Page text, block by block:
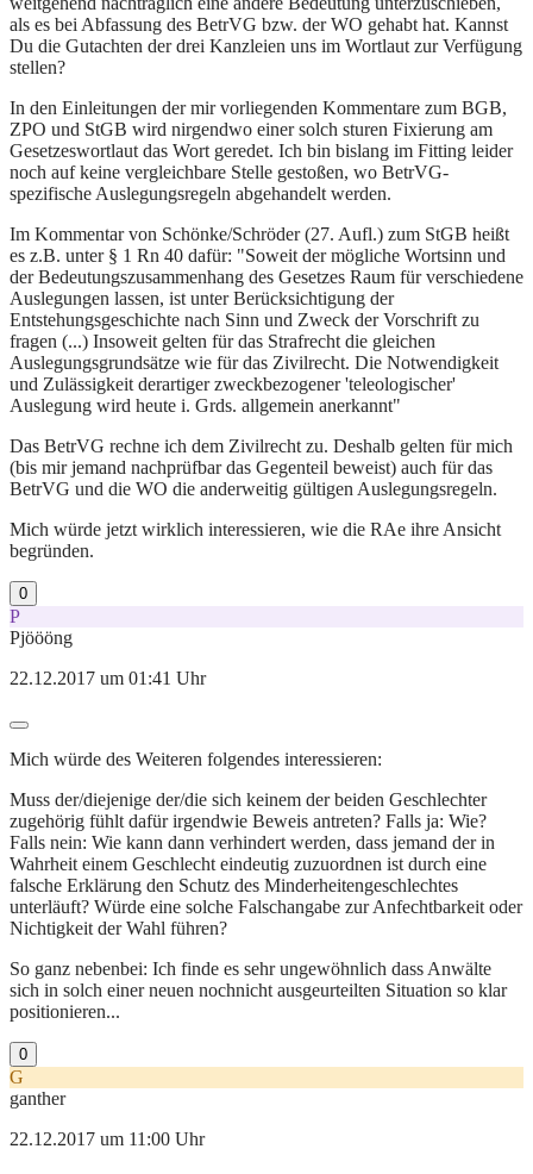
als es bei Abfassung des BetrVG bzw. der WO gehabt hat. Kannst
Du die Gutachten der drei Kanzleien uns im Wortlaut zur Verfügung
stellen?
In den Einleitungen der mir vorliegenden Kommentare zum BGB,
ZPO und StGB wird nirgendwo einer solch sturen Fixierung am
Gesetzeswortlaut das Wort geredet. Ich bin bislang im Fitting leider
noch auf keine vergleichbare Stelle gestoßen, wo BetrVG-
spezifische Auslegungsregeln abgehandelt werden.
Im Kommentar von Schönke/Schröder (27. Aufl.) zum StGB heißt
es z.B. unter § 1 Rn 40 dafür: "Soweit der mögliche Wortsinn und
der Bedeutungszusammenhang des Gesetzes Raum für verschiedene
Auslegungen lassen, ist unter Berücksichtigung der
Entstehungsgeschichte nach Sinn und Zweck der Vorschrift zu
fragen (...) Insoweit gelten für das Strafrecht die gleichen
Auslegungsgrundsätze wie für das Zivilrecht. Die Notwendigkeit
und Zulässigkeit derartiger zweckbezogener 'teleologischer'
Auslegung wird heute i. Grds. allgemein anerkannt"
Das BetrVG rechne ich dem Zivilrecht zu. Deshalb gelten für mich
(bis mir jemand nachprüfbar das Gegenteil beweist) auch für das
BetrVG und die WO die anderweitig gültigen Auslegungsregeln.
Mich würde jetzt wirklich interessieren, wie die RAe ihre Ansicht
begründen.
0
P
Pjöööng
22.12.2017 um 01:41 Uhr
Mich würde des Weiteren folgendes interessieren:
Muss der/diejenige der/die sich keinem der beiden Geschlechter
zugehörig fühlt dafür irgendwie Beweis antreten? Falls ja: Wie?
Falls nein: Wie kann dann verhindert werden, dass jemand der in
Wahrheit einem Geschlecht eindeutig zuzuordnen ist durch eine
falsche Erklärung den Schutz des Minderheitengeschlechtes
unterläuft? Würde eine solche Falschangabe zur Anfechtbarkeit oder
Nichtigkeit der Wahl führen?
So ganz nebenbei: Ich finde es sehr ungewöhnlich dass Anwälte
sich in solch einer neuen nochnicht ausgeurteilten Situation so klar
positionieren...
0
G
ganther
22.12.2017 um 11:00 Uhr